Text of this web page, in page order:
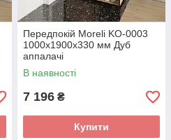
Передпокій Moreli KO-0003
1000x1900x330 мм Дуб
аппалачі
В наявності
7 196 ₴
Купити